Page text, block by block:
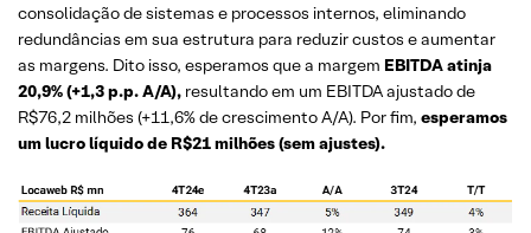
consolidação de sistemas e processos internos, eliminando
redundâncias em sua estrutura para reduzir custos e aumentar
as margens. Dito isso, esperamos que a margem EBITDA atinja
20,9% (+1,3 p.p. A/A), resultando em um EBITDA ajustado de
R$76,2 milhões (+11,6% de crescimento A/A). Por fim, esperamos
um lucro líquido de R$21 milhões (sem ajustes).